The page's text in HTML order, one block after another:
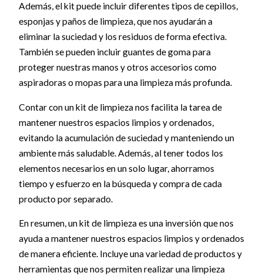
Además, el kit puede incluir diferentes tipos de cepillos,
esponjas y paños de limpieza, que nos ayudarán a
eliminar la suciedad y los residuos de forma efectiva.
También se pueden incluir guantes de goma para
proteger nuestras manos y otros accesorios como
aspiradoras o mopas para una limpieza más profunda.
Contar con un kit de limpieza nos facilita la tarea de
mantener nuestros espacios limpios y ordenados,
evitando la acumulación de suciedad y manteniendo un
ambiente más saludable. Además, al tener todos los
elementos necesarios en un solo lugar, ahorramos
tiempo y esfuerzo en la búsqueda y compra de cada
producto por separado.
En resumen, un kit de limpieza es una inversión que nos
ayuda a mantener nuestros espacios limpios y ordenados
de manera eficiente. Incluye una variedad de productos y
herramientas que nos permiten realizar una limpieza